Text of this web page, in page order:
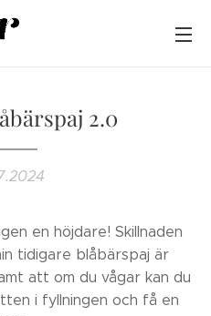
2.0
en höjdare! Skillnaden
tidigare blåbärspaj är
att om du vågar kan du
i fyllningen och få en